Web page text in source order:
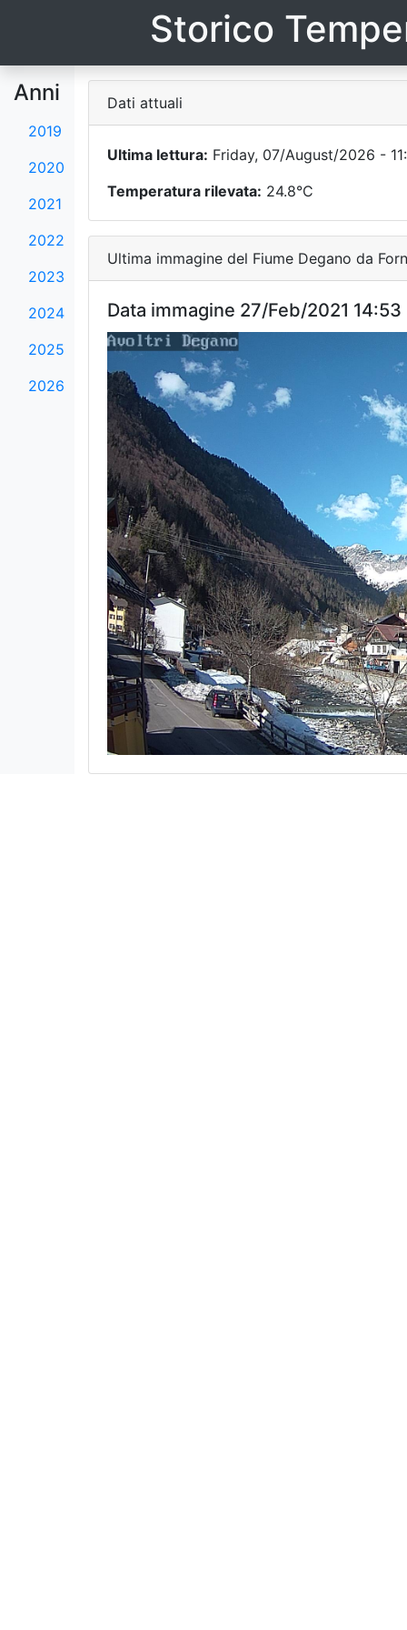
Storico
Anni
2019
2020
2021
2022
2023
2024
2025
2026
Dati attuali
Ultima lettura: Friday, 07/August/2026 -
Temperatura rilevata: 24.8°C
Ultima immagine del Fiume Degano da
Data immagine 27/Feb/2021 14:53